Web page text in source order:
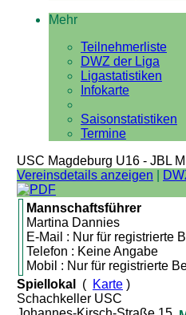
Mehr
Teilnehmerliste
DWZ der Liga
Ligastatistiken
Infokarte
Saisonstatistiken
Termine
USC Magdeburg U16 - JBL
Vereinsdetails anzeigen
Mannschaftsführer
Martina Dannies
E-Mail : Nur für registrierte
Telefon : Keine Angabe
Mobil : Nur für registrierte
Spiellokal
( Karte)
Schachkeller USC